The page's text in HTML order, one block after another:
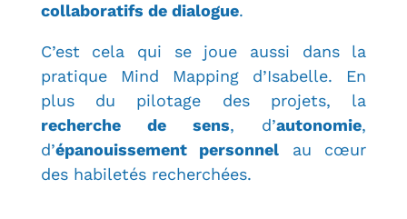
collaboratifs de dialogue.
C’est cela qui se joue aussi dans la
pratique Mind Mapping d’Isabelle. En
plus du pilotage des projets, la
recherche de sens, d’autonomie,
d’épanouissement personnel au cœur
des habiletés recherchées.